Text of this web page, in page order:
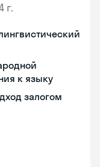
г.
к языку
залогом